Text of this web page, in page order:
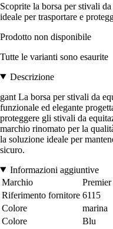
Scoprite la borsa per stivali
ideale per trasportare e
Prodotto non disponibile
Tutte le varianti sono esaurite
Descrizione
gant La borsa per stivali da
funzionale ed elegante
proteggere gli stivali da
marchio rinomato per la
la soluzione ideale per
sicuro.
Informazioni aggiuntive
Marchio
Riferimento fornitore 6115
Colore
marina
Colore
Blu